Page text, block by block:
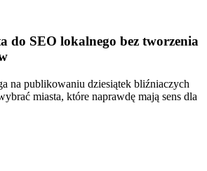
do SEO lokalnego bez tworzenia
na publikowaniu dziesiątek bliźniaczych
miasta, które naprawdę mają sens dla